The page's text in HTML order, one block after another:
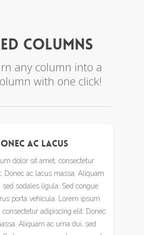
Columns
any column into a
with one click!
Ac Lacus
dolor sit amet, consectetur
Donec ac lacus massa. Aliquam
sed sodales ligula. Sed congue
porta vehicula. Lorem ipsum
consectetur adipiscing elit. Donec
Aliquam ac urna dui, sed